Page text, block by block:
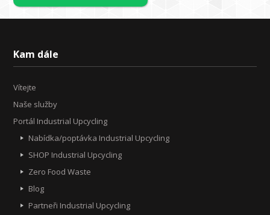
Kam dále
Vítejte
Naše služby
Portál Industrial Upcycling
Nabídka/poptávka Industrial Upcycling
SHOP Industrial Upcycling
Zero Food Waste
Blog
Partneři Industrial Upcycling